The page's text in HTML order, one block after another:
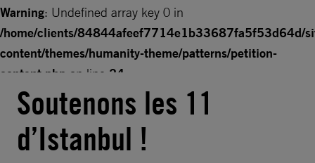
Warning: Undefined array key 0 in
/home/clients/84844afeef7714e1b33687fa5f53d64d/
content/themes/humanity-theme/patterns/petition-
content.php on line 24
Warning: Trying to access array offset on null in
/home/clients/84844afeef7714e1b33687fa5f53d64d/
content/themes/humanity-theme/patterns/petition-
Soutenons les 11
d’Istanbul !